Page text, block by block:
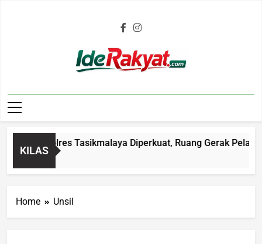
Iderakyat.com
KILAS
Polres Tasikmalaya Diperkuat, Ruang Gerak Pelaku C3
Home Unsil